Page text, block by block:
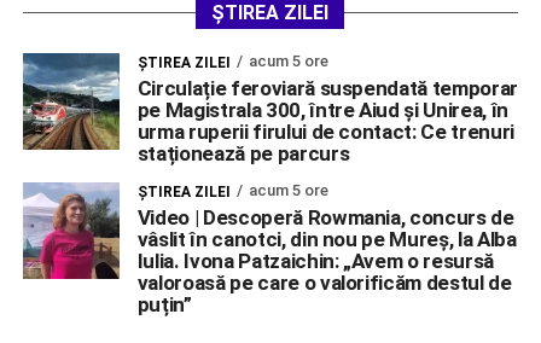
ȘTIREA ZILEI
ŞTIREA ZILEI acum 5 ore
Circulație feroviară suspendată temporar
pe Magistrala 300, între Aiud și Unirea, în
urma ruperii firului de contact: Ce trenuri
staționează pe parcurs
ŞTIREA ZILEI acum 5 ore
Video | Descoperă Rowmania, concurs de
vâslit în canotci, din nou pe Mureș, la Alba
Iulia. Ivona Patzaichin: „Avem o resursă
valoroasă pe care o valorificăm destul de
puțin”